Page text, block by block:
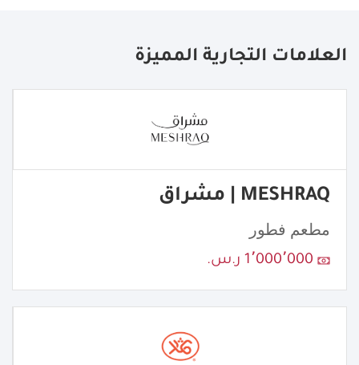
العلامات التجارية المميزة
MESHRAQ | مشراق
مطعم فطور
1٬000٬000 ر.س.